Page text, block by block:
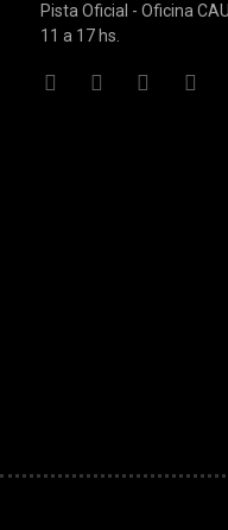
Pista Oficial - Oficina
11 a 17 hs.